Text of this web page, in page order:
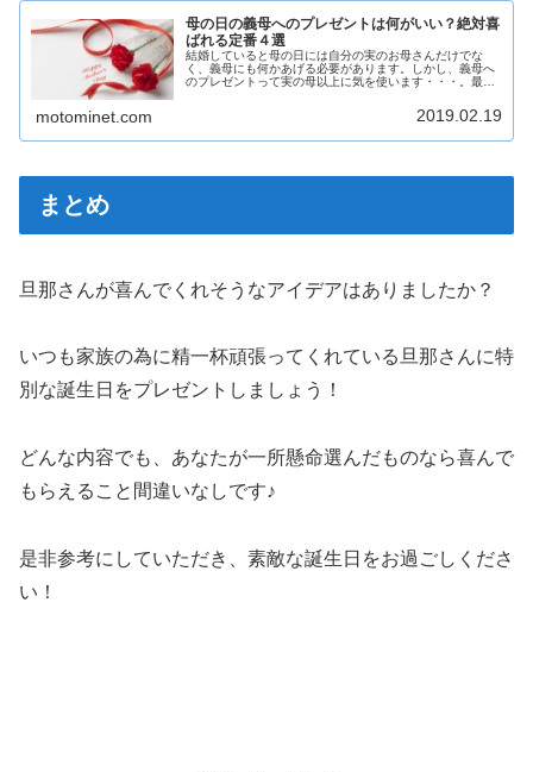
母の日の義母へのプレゼントは何がいい？絶対喜
ばれる定番４選
結婚していると母の日には自分の実のお母さんだけでな
く、義母にも何かあげる必要があります。しかし、義母へ
のプレゼントって実の母以上に気を使います・・・。最初
経つとマンネリ化してきます。今回は、義母へおすすめの
母の日のプレゼントを年代別にご紹介します。ぜひ、参考
motominet.com 2019.02.19
まとめ
旦那さんが喜んでくれそうなアイデアはありましたか？
いつも家族の為に精一杯頑張ってくれている旦那さんに特
別な誕生日をプレゼントしましょう！
どんな内容でも、あなたが一所懸命選んだものなら喜んで
もらえること間違いなしです♪
是非参考にしていただき、素敵な誕生日をお過ごしくださ
い！